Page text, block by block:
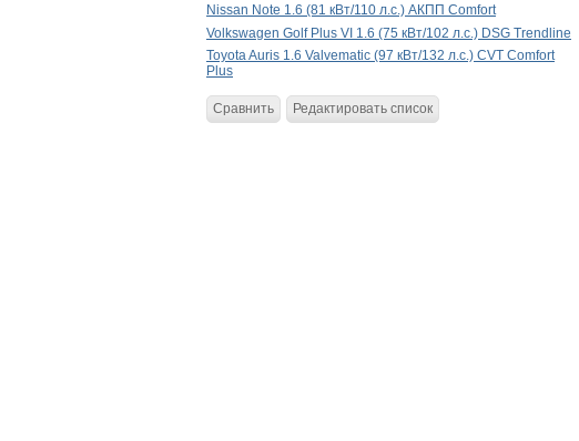
Nissan Note 1.6 (81 кВт/110 л.с.) АКПП Comfort
Volkswagen Golf Plus VI 1.6 (75 кВт/102 л.с.) DSG Trendline
Toyota Auris 1.6 Valvematic (97 кВт/132 л.с.) CVT Comfort
Plus
Сравнить Редактировать список